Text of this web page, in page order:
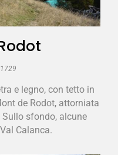
e legno, con tetto in
de Rodot, attorniata
sfondo, alcune
Calanca.